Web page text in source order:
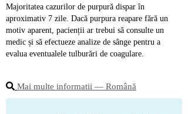
Majoritatea cazurilor de purpură dispar în
aproximativ 7 zile. Dacă purpura reapare fără un
motiv aparent, pacienții ar trebui să consulte un
medic și să efectueze analize de sânge pentru a
evalua eventualele tulburări de coagulare.
Mai multe informatii ― Română